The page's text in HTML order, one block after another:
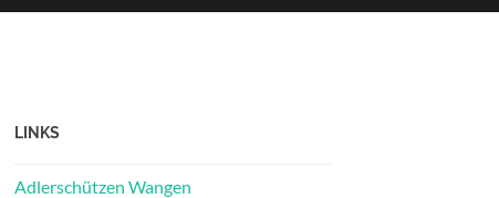
LINKS
Adlerschützen Wangen